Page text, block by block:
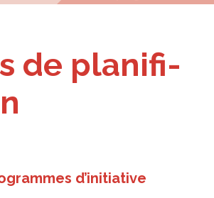
de pla­ni­fi­
d’initiative